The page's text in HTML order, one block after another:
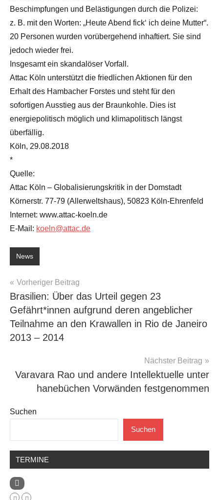
Beschimpfungen und Belästigungen durch die Polizei:
z. B. mit den Worten: „Heute Abend fick‘ ich deine Mutter“.
20 Personen wurden vorübergehend inhaftiert. Sie sind
jedoch wieder frei.
Insgesamt ein skandalöser Vorfall.
Attac Köln unterstützt die friedlichen Aktionen für den
Erhalt des Hambacher Forstes und steht für den
sofortigen Ausstieg aus der Braunkohle. Dies ist
energiepolitisch möglich und klimapolitisch längst
überfällig.
Köln, 29.08.2018
*
Quelle:
Attac Köln – Globalisierungskritik in der Domstadt
Körnerstr. 77-79 (Allerweltshaus), 50823 Köln-Ehrenfeld
Internet: www.attac-koeln.de
E-Mail: koeln@attac.de
News
Beitragsnavigation
Vorheriger Beitrag
Brasilien: Über das Urteil gegen 23
Gefährt*innen aufgrund deren angeblicher
Teilnahme an den Krawallen in Rio de Janeiro
2013 – 2014
Nächster Beitrag
Varavara Rao und andere Intellektuelle unter
hanebüchen Vorwänden festgenommen
Suchen
Suchen
TERMINE